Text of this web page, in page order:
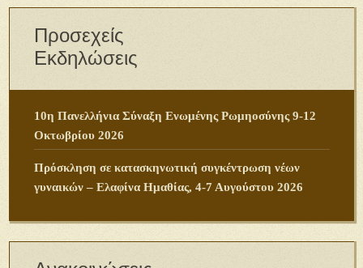
Προσεχείς
Εκδηλώσεις
10η Πανελλήνια Σύναξη Ενωμένης Ρωμηοσύνης 9-12
Οκτωβρίου 2026
Πρόσκληση σε κατασκηνωτική συγκέντρωση νέων
γυναικών – Ελαφίνα Ημαθίας, 4-7 Αυγούστου 2026